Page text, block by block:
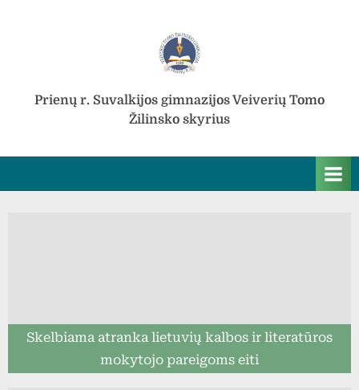
Prienų r. Suvalkijos gimnazijos Veiverių Tomo
Žilinsko skyrius
Skelbiama atranka lietuvių kalbos ir literatūros
mokytojo pareigoms eiti